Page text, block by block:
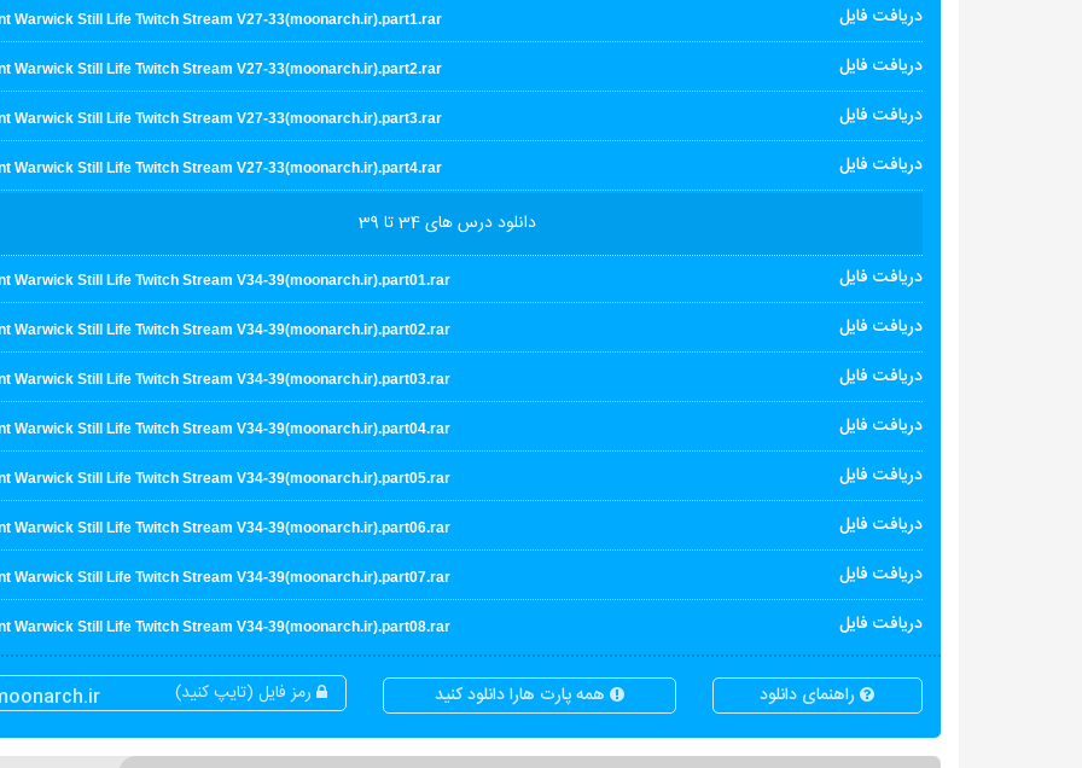
دریافت فایل
Warwick Still Life Twitch Stream V27-33(moonarch.ir).part1.rar
دریافت فایل Warwick Still Life Twitch Stream V27-33(moonarch.ir).part2.rar
دریافت فایل Warwick Still Life Twitch Stream V27-33(moonarch.ir).part3.rar
دریافت فایل Warwick Still Life Twitch Stream V27-33(moonarch.ir).part4.rar
دانلود درس های 34 تا 39
دریافت فایل
Warwick Still Life Twitch Stream V34-39(moonarch.ir).part01.rar
دریافت فایل Warwick Still Life Twitch Stream V34-39(moonarch.ir).part02.rar
دریافت فایل Warwick Still Life Twitch Stream V34-39(moonarch.ir).part03.rar
دریافت فایل Warwick Still Life Twitch Stream V34-39(moonarch.ir).part04.rar
دریافت فایل Warwick Still Life Twitch Stream V34-39(moonarch.ir).part05.rar
دریافت فایل Warwick Still Life Twitch Stream V34-39(moonarch.ir).part06.rar
دریافت فایل Warwick Still Life Twitch Stream V34-39(moonarch.ir).part07.rar
دریافت فایل Warwick Still Life Twitch Stream V34-39(moonarch.ir).part08.rar
راهنمای دانلود همه پارت هارا دانلود کنید رمز فایل (تایپ کنید)